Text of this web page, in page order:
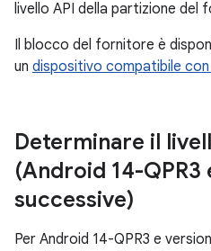
livello API della partizione del
Il blocco del fornitore è
un dispositivo compatibile con
Determinare il
(Android 14-QPR3
successive)
Per Android 14-QPR3 e